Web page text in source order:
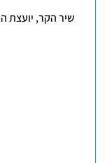
שיר הקר, יועצת